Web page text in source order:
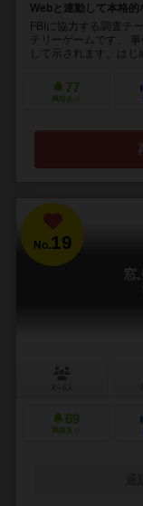
Webと連動して本格
FBIに協力する調査チ
テリーゲームです。
して示されます。は
77
興味あり
No.19
窓
69
興味あり